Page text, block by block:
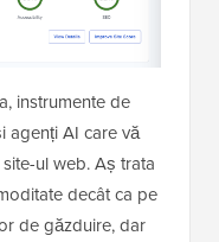
instrumente de
agenți AI care vă
ul web. Aș trata
decât ca pe
de găzduire, dar